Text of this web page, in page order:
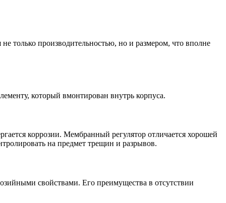
только производительностью, но и размером, что вполне
который вмонтирован внутрь корпуса.
коррозии. Мембранный регулятор отличается хорошей
на предмет трещин и разрывов.
свойствами. Его преимущества в отсутствии